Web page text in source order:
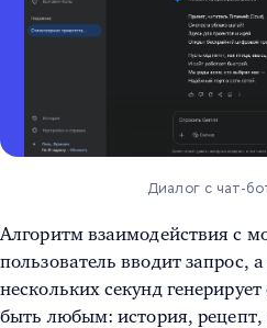
Диалог с чат-
Алгоритм взаимодействия с
пользователь вводит запрос,
нескольких секунд
быть любым: история, рецепт,